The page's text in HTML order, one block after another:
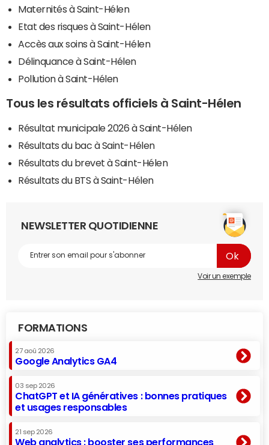
Maternités à Saint-Hélen
Etat des risques à Saint-Hélen
Accès aux soins à Saint-Hélen
Délinquance à Saint-Hélen
Pollution à Saint-Hélen
Tous les résultats officiels à Saint-Hélen
Résultat municipale 2026 à Saint-Hélen
Résultats du bac à Saint-Hélen
Résultats du brevet à Saint-Hélen
Résultats du BTS à Saint-Hélen
NEWSLETTER QUOTIDIENNE
Voir un exemple
FORMATIONS
27 aoû 2026
Google Analytics GA4
03 sep 2026
ChatGPT et IA génératives : bonnes pratiques
et usages responsables
21 sep 2026
Web analytics : booster ses performances